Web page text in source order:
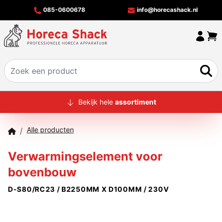
085-0600678 info@horecashack.nl
HOME
MERKEN
CONTACT
Bekijk hele assortiment
/ Alle producten
Verwarmingselement voor
bovenbouw
D-S80/RC23 / B2250MM X D100MM / 230V